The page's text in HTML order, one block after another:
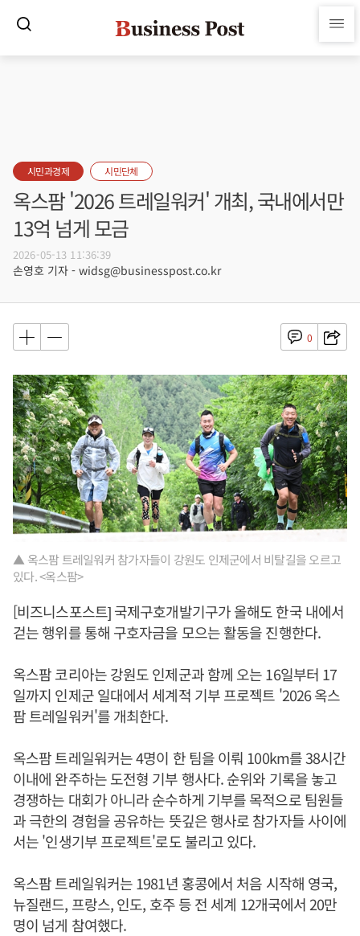
시민과경제 시민단체
옥스팜 '2026 트레일워커' 개최, 국내에서만
13억 넘게 모금
2026-05-13 11:36:39
손영호 기자 - widsg@businesspost.co.kr
0
▲ 옥스팜 트레일워커 참가자들이 강원도 인제군에서 비탈길을 오르고
있다. <옥스팜>
[비즈니스포스트] 국제구호개발기구가 올해도 한국 내에서
걷는 행위를 통해 구호자금을 모으는 활동을 진행한다.
옥스팜 코리아는 강원도 인제군과 함께 오는 16일부터 17
일까지 인제군 일대에서 세계적 기부 프로젝트 '2026 옥스
팜 트레일워커'를 개최한다.
옥스팜 트레일워커는 4명이 한 팀을 이뤄 100km를 38시간
이내에 완주하는 도전형 기부 행사다. 순위와 기록을 놓고
경쟁하는 대회가 아니라 순수하게 기부를 목적으로 팀원들
과 극한의 경험을 공유하는 뜻깊은 행사로 참가자들 사이에
서는 '인생기부 프로젝트'로도 불리고 있다.
옥스팜 트레일워커는 1981년 홍콩에서 처음 시작해 영국,
뉴질랜드, 프랑스, 인도, 호주 등 전 세계 12개국에서 20만
명이 넘게 참여했다.